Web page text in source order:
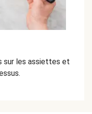
sur les assiettes et